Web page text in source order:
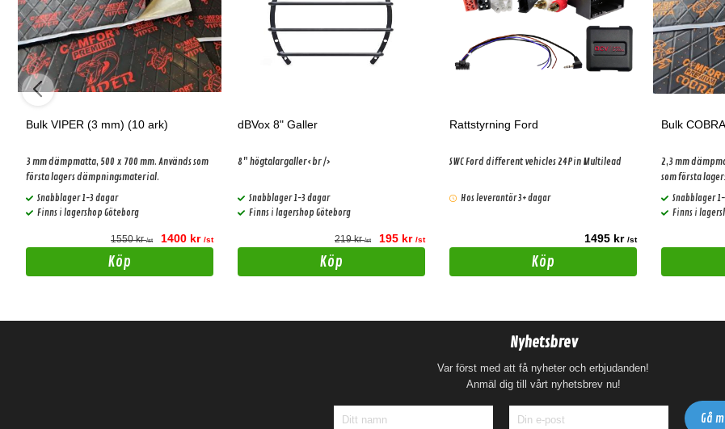
Bulk VIPER (3 mm) (10 ark)
3 mm dämpmatta, 500 x 700 mm. Används som
första lagers dämpningsmaterial.
Snabblager 1-3 dagar
Finns i lagershop Göteborg
1550 kr/st 1400 kr /st
Köp
dBVox 8" Galler
8" högtalargaller<br />
Snabblager 1-3 dagar
Finns i lagershop Göteborg
219 kr/st 195 kr /st
Köp
Rattstyrning Ford
SWC Ford different vehicles 24Pin Multilead
Hos leverantör 3+ dagar
1495 kr /st
Köp
Bulk
2,3 mm
som första
Snabblager
Finns i
Nyhetsbrev
Var först med att få nyheter och erbjudanden!
Anmäl dig till vårt nyhetsbrev nu!